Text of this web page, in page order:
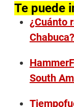
Te puede
¿Cuánto
Chabuca?
South